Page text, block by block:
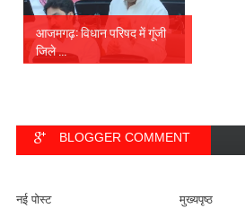
आजमगढ़: विधान परिषद में गूंजी
जिले ...
BLOGGER COMMENT
नई पोस्ट मुख्यपृष्ठ